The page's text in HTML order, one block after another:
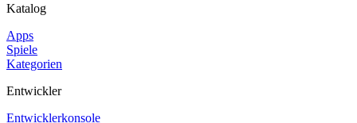
Katalog
Apps
Spiele
Kategorien
Entwickler
Entwicklerkonsole